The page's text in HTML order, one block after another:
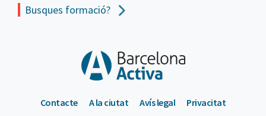
Busques formació?
Contacte A la ciutat Avís legal Privacitat